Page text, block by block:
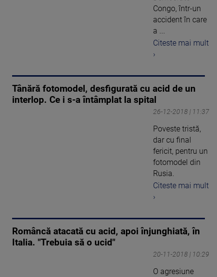
Congo, într-un
accident în care
a ...
Citeste mai mult
›
Tânără fotomodel, desfigurată cu acid de un
interlop. Ce i s-a întâmplat la spital
26-12-2018 | 11:37
Poveste tristă,
dar cu final
fericit, pentru un
fotomodel din
Rusia.
Citeste mai mult
›
Româncă atacată cu acid, apoi înjunghiată, în
Italia. "Trebuia să o ucid"
20-11-2018 | 10:29
O agresiune